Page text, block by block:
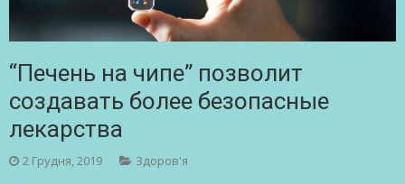
“Печень на чипе” позволит
создавать более безопасные
лекарства
2 Грудня, 2019 Здоров'я